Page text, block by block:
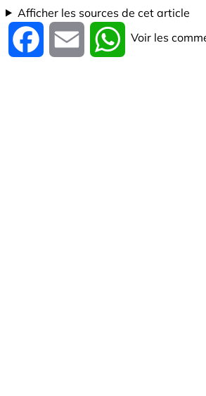
Afficher les sources de cet article
Facebook Email WhatsApp
Voir les